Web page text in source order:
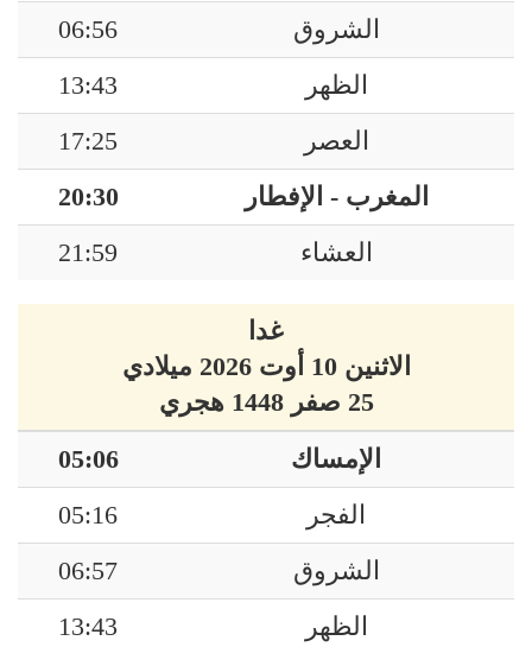
الشروق
06:56
الظهر
13:43
العصر
17:25
المغرب - الإفطار
20:30
العشاء
21:59
غدا
الاثنين 10 أوت 2026 ميلادي
25 صفر 1448 هجري
الإمساك
05:06
الفجر
05:16
الشروق
06:57
الظهر
13:43